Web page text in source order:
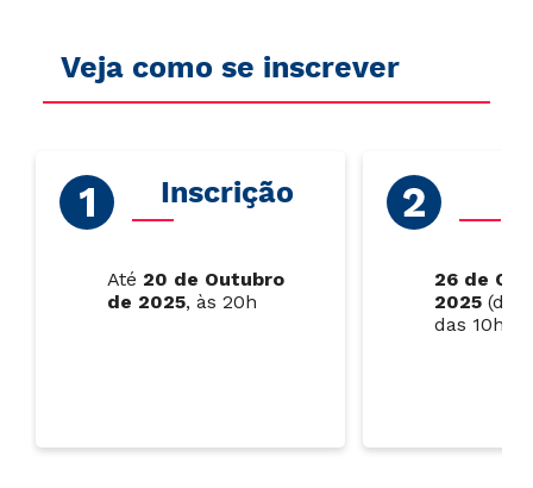
Veja como se inscrever
Inscrição
Até 20 de Outubro
de 2025, às 20h
26 de
2025
das 10h